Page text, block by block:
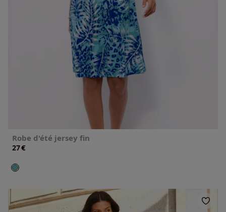
Robe d'été jersey fin
27€